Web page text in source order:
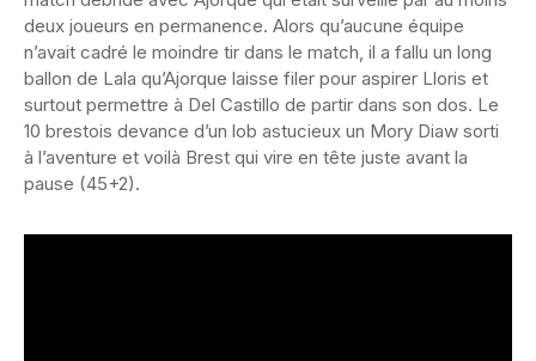
deux joueurs en permanence. Alors qu’aucune équipe
n’avait cadré le moindre tir dans le match, il a fallu un long
ballon de Lala qu’Ajorque laisse filer pour aspirer Lloris et
surtout permettre à Del Castillo de partir dans son dos. Le
10 brestois devance d’un lob astucieux un Mory Diaw sorti
à l’aventure et voilà Brest qui vire en tête juste avant la
pause (45+2).